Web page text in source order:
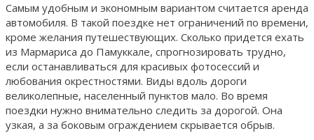
Самым удобным и экономным вариантом считается аренда
автомобиля. В такой поездке нет ограничений по времени,
кроме желания путешествующих. Сколько придется ехать
из Мармариса до Памуккале, спрогнозировать трудно,
если останавливаться для красивых фотосессий и
любования окрестностями. Виды вдоль дороги
великолепные, населенный пунктов мало. Во время
поездки нужно внимательно следить за дорогой. Она
узкая, а за боковым ограждением скрывается обрыв.